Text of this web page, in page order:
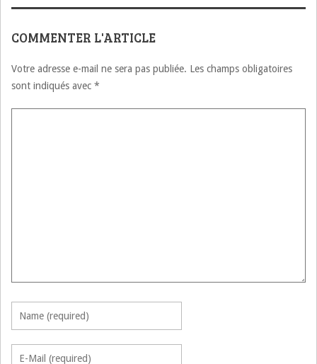
COMMENTER L'ARTICLE
Votre adresse e-mail ne sera pas publiée. Les champs obligatoires
sont indiqués avec *